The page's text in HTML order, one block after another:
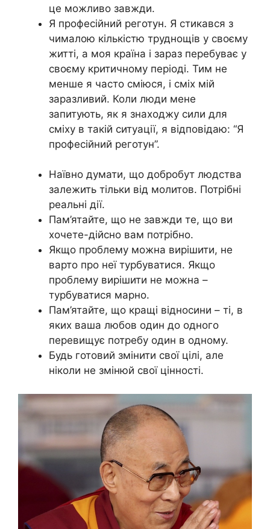
це можливо завжди.
Я професійний реготун. Я стикався з
чималою кількістю труднощів у своєму
житті, а моя країна і зараз перебуває у
своєму критичному періоді. Тим не
менше я часто сміюся, і сміх мій
заразливий. Коли люди мене
запитують, як я знаходжу сили для
сміху в такій ситуації, я відповідаю: “Я
професійний реготун”.
Наївно думати, що добробут людства
залежить тільки від молитов. Потрібні
реальні дії.
Пам’ятайте, що не завжди те, що ви
хочете-дійсно вам потрібно.
Якщо проблему можна вирішити, не
варто про неї турбуватися. Якщо
проблему вирішити не можна –
турбуватися марно.
Пам’ятайте, що кращі відносини – ті, в
яких ваша любов один до одного
перевищує потребу один в одному.
Будь готовий змінити свої цілі, але
ніколи не змінюй свої цінності.